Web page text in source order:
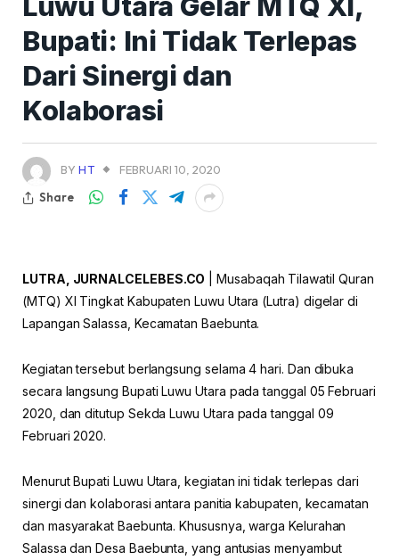
Bupati: Ini Tidak Terlepas
Dari Sinergi dan
Kolaborasi
BY HT
FEBRUARI 10, 2020
Share
LUTRA, JURNALCELEBES.CO | Musabaqah Tilawatil Quran
(MTQ) XI Tingkat Kabupaten Luwu Utara (Lutra) digelar di
Lapangan Salassa, Kecamatan Baebunta.
Kegiatan tersebut berlangsung selama 4 hari. Dan dibuka
secara langsung Bupati Luwu Utara pada tanggal 05 Februari
2020, dan ditutup Sekda Luwu Utara pada tanggal 09
Februari 2020.
Menurut Bupati Luwu Utara, kegiatan ini tidak terlepas dari
sinergi dan kolaborasi antara panitia kabupaten, kecamatan
dan masyarakat Baebunta. Khususnya, warga Kelurahan
Salassa dan Desa Baebunta, yang antusias menyambut